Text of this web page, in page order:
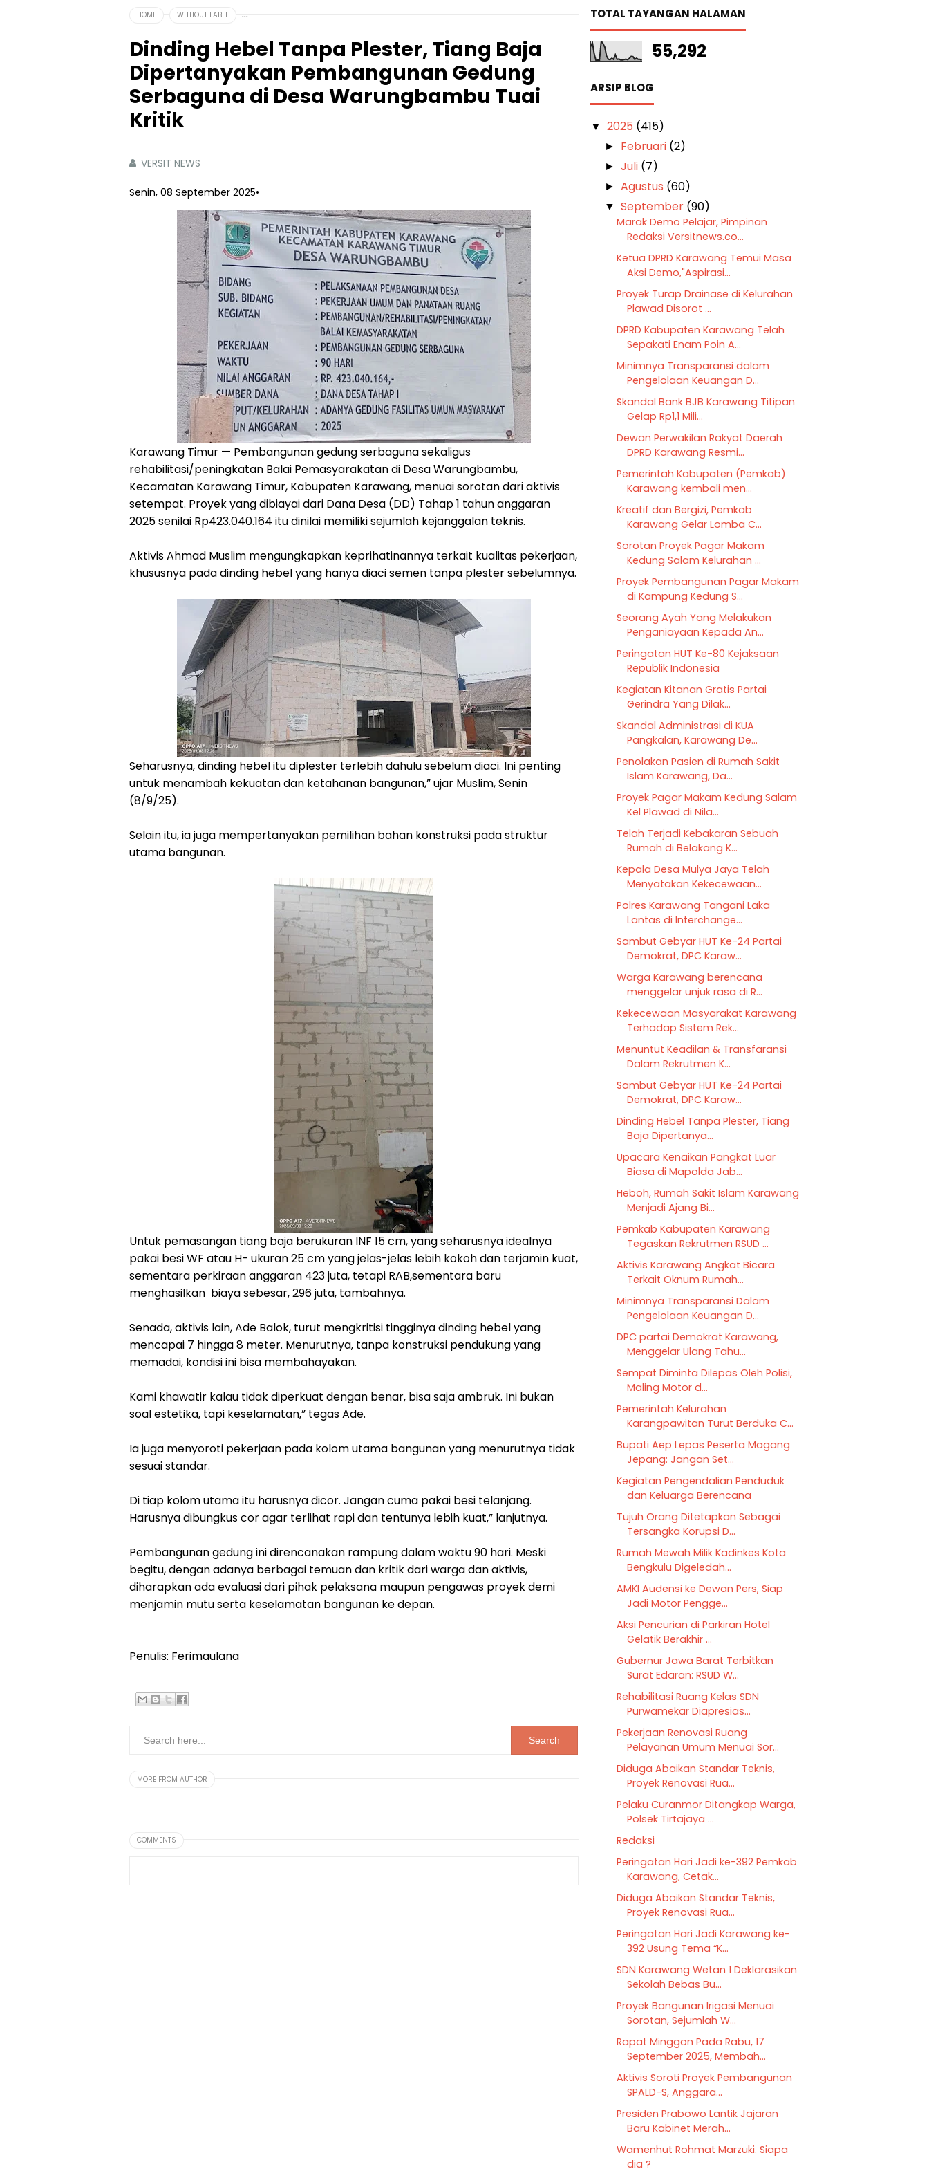
HOME WITHOUT LABEL
Dinding Hebel Tanpa Plester, Tiang Baja
Dipertanyakan Pembangunan Gedung
Serbaguna di Desa Warungbambu Tuai
Kritik‎
VERSIT NEWS
Senin, 08 September 2025•
‎Karawang Timur — Pembangunan gedung serbaguna sekaligus
rehabilitasi/peningkatan Balai Pemasyarakatan di Desa Warungbambu,
Kecamatan Karawang Timur, Kabupaten Karawang, menuai sorotan dari aktivis
setempat. Proyek yang dibiayai dari Dana Desa (DD) Tahap 1 tahun anggaran
2025 senilai Rp423.040.164 itu dinilai memiliki sejumlah kejanggalan teknis.
‎Aktivis Ahmad Muslim mengungkapkan keprihatinannya terkait kualitas pekerjaan,
khususnya pada dinding hebel yang hanya diaci semen tanpa plester sebelumnya.
‎Seharusnya, dinding hebel itu diplester terlebih dahulu sebelum diaci. Ini penting
untuk menambah kekuatan dan ketahanan bangunan,” ujar Muslim, Senin
(8/9/25).
‎Selain itu, ia juga mempertanyakan pemilihan bahan konstruksi pada struktur
utama bangunan.
‎Untuk pemasangan tiang baja berukuran INF 15 cm, yang seharusnya idealnya
pakai besi WF atau H- ukuran 25 cm yang jelas-jelas lebih kokoh dan terjamin kuat,
sementara perkiraan anggaran 423 juta, tetapi RAB,sementara baru
menghasilkan biaya sebesar, 296 juta, tambahnya.
‎Senada, aktivis lain, Ade Balok, turut mengkritisi tingginya dinding hebel yang
mencapai 7 hingga 8 meter. Menurutnya, tanpa konstruksi pendukung yang
memadai, kondisi ini bisa membahayakan.
‎Kami khawatir kalau tidak diperkuat dengan benar, bisa saja ambruk. Ini bukan
soal estetika, tapi keselamatan,” tegas Ade.
‎Ia juga menyoroti pekerjaan pada kolom utama bangunan yang menurutnya tidak
sesuai standar.
‎Di tiap kolom utama itu harusnya dicor. Jangan cuma pakai besi telanjang.
Harusnya dibungkus cor agar terlihat rapi dan tentunya lebih kuat,” lanjutnya.
‎Pembangunan gedung ini direncanakan rampung dalam waktu 90 hari. Meski
begitu, dengan adanya berbagai temuan dan kritik dari warga dan aktivis,
diharapkan ada evaluasi dari pihak pelaksana maupun pengawas proyek demi
menjamin mutu serta keselamatan bangunan ke depan.
Penulis: Ferimaulana
MORE FROM AUTHOR
COMMENTS
TOTAL TAYANGAN HALAMAN
55,292
ARSIP BLOG
▼2025 (415)
► Februari (2)
► Juli (7)
► Agustus (60)
▼ September (90)
Marak Demo Pelajar, Pimpinan
Redaksi Versitnews.co...
Ketua DPRD Karawang Temui Masa
Aksi Demo,"Aspirasi...
Proyek Turap Drainase di Kelurahan
Plawad Disorot ...
DPRD Kabupaten Karawang Telah
Sepakati Enam Poin A...
Minimnya Transparansi dalam
Pengelolaan Keuangan D...
Skandal Bank BJB Karawang Titipan
Gelap Rp1,1 Mili...
Dewan Perwakilan Rakyat Daerah
DPRD Karawang Resmi...
Pemerintah Kabupaten (Pemkab)
Karawang kembali men...
Kreatif dan Bergizi, Pemkab
Karawang Gelar Lomba C...
Sorotan Proyek Pagar Makam
Kedung Salam Kelurahan ...
Proyek Pembangunan Pagar Makam
di Kampung Kedung S...
Seorang Ayah Yang Melakukan
Penganiayaan Kepada An...
Peringatan HUT Ke-80 Kejaksaan
Republik Indonesia
Kegiatan Kitanan Gratis Partai
Gerindra Yang Dilak...
Skandal Administrasi di KUA
Pangkalan, Karawang De...
Penolakan Pasien di Rumah Sakit
Islam Karawang, Da...
Proyek Pagar Makam Kedung Salam
Kel Plawad di Nila...
Telah Terjadi Kebakaran Sebuah
Rumah di Belakang K...
Kepala Desa Mulya Jaya Telah
Menyatakan Kekecewaan...
Polres Karawang Tangani Laka
Lantas di Interchange...
Sambut Gebyar HUT Ke-24 Partai
Demokrat, DPC Karaw...
Warga Karawang berencana
menggelar unjuk rasa di R...
Kekecewaan Masyarakat Karawang
Terhadap Sistem Rek...
Menuntut Keadilan & Transfaransi
Dalam Rekrutmen K...
Sambut Gebyar HUT Ke-24 Partai
Demokrat, DPC Karaw...
Dinding Hebel Tanpa Plester, Tiang
Baja Dipertanya...
Upacara Kenaikan Pangkat Luar
Biasa di Mapolda Jab...
Heboh, Rumah Sakit Islam Karawang
Menjadi Ajang Bi...
Pemkab Kabupaten Karawang
Tegaskan Rekrutmen RSUD ...
Aktivis Karawang Angkat Bicara
Terkait Oknum Rumah...
Minimnya Transparansi Dalam
Pengelolaan Keuangan D...
DPC partai Demokrat Karawang,
Menggelar Ulang Tahu...
Sempat Diminta Dilepas Oleh Polisi,
Maling Motor d...
Pemerintah Kelurahan
Karangpawitan Turut Berduka C...
Bupati Aep Lepas Peserta Magang
Jepang: Jangan Set...
Kegiatan Pengendalian Penduduk
dan Keluarga Berencana
Tujuh Orang Ditetapkan Sebagai
Tersangka Korupsi D...
Rumah Mewah Milik Kadinkes Kota
Bengkulu Digeledah...
AMKI Audensi ke Dewan Pers, Siap
Jadi Motor Pengge...
Aksi Pencurian di Parkiran Hotel
Gelatik Berakhir ...
Gubernur Jawa Barat Terbitkan
Surat Edaran: RSUD W...
Rehabilitasi Ruang Kelas SDN
Purwamekar Diapresias...
Pekerjaan Renovasi Ruang
Pelayanan Umum Menuai Sor...
Diduga Abaikan Standar Teknis,
Proyek Renovasi Rua...
Pelaku Curanmor Ditangkap Warga,
Polsek Tirtajaya ...
Redaksi
Peringatan Hari Jadi ke-392 Pemkab
Karawang, Cetak...
Diduga Abaikan Standar Teknis,
Proyek Renovasi Rua...
Peringatan Hari Jadi Karawang ke-
392 Usung Tema “K...
SDN Karawang Wetan 1 Deklarasikan
Sekolah Bebas Bu...
Proyek Bangunan Irigasi Menuai
Sorotan, Sejumlah W...
Rapat Minggon Pada Rabu, 17
September 2025, Membah...
Aktivis Soroti Proyek Pembangunan
SPALD-S, Anggara...
Presiden Prabowo Lantik Jajaran
Baru Kabinet Merah...
Wamenhut Rohmat Marzuki. Siapa
dia ?